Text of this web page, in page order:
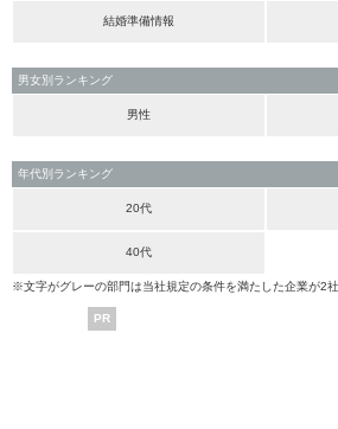
結婚準備情報
男女別ランキング
男性
年代別ランキング
20代
40代
※文字がグレーの部門は当社規定の条件を満たした企業が2
PR